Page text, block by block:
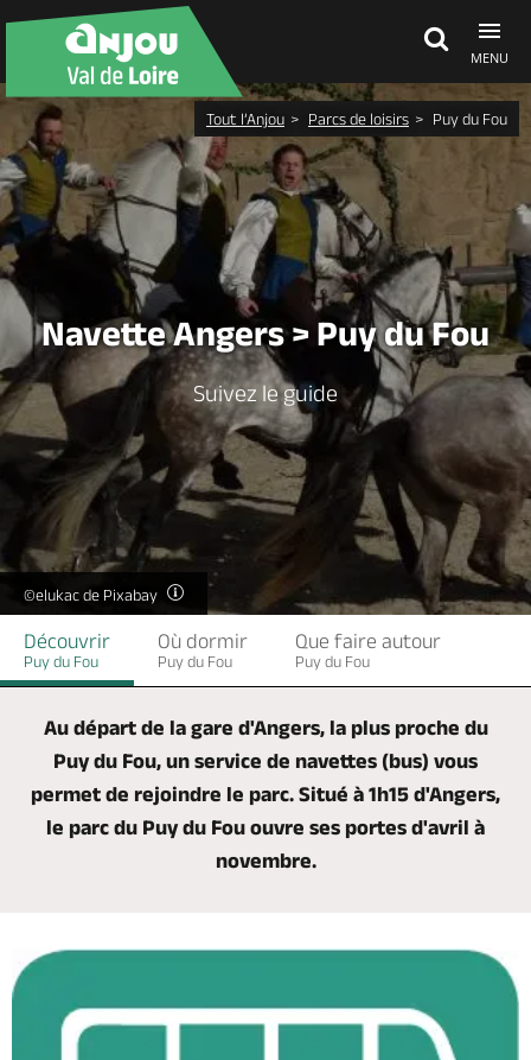
MENU
Découvrir
À voir, à faire
Agenda
Dormir, manger
Séjours, cadeaux
Billetterie en ligne
Tout l’Anjou Parcs de loisirs Puy du Fou
Navette Angers > Puy du Fou
Suivez le guide
©elukac de Pixabay
Découvrir
Puy du Fou
Où dormir
Puy du Fou
Que faire autour
Puy du Fou
Au départ de la gare d'Angers, la plus proche du
Puy du Fou, un service de navettes (bus) vous
permet de rejoindre le parc. Situé à 1h15 d'Angers,
le parc du Puy du Fou ouvre ses portes d'avril à
novembre.